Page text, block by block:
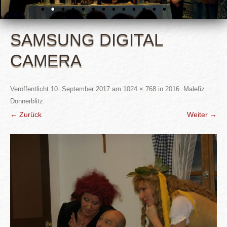
SAMSUNG DIGITAL
CAMERA
Veröffentlicht 10. September 2017 am 1024 × 768 in 2016: Malefiz
Donnerblitz.
← Zurück Weiter →